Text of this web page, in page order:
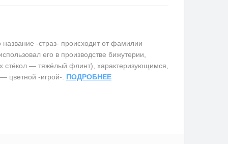
-страз- происходит от фамилии
его в производстве бижутерии,
стёкол — тяжёлый флинт), характеризующимся,
цветной -игрой-. ПОДРОБНЕЕ